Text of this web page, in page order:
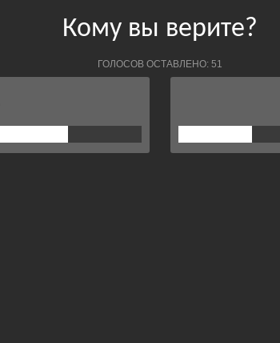
Кому вы верите?
ГОЛОСОВ ОСТАВЛЕНО: 51